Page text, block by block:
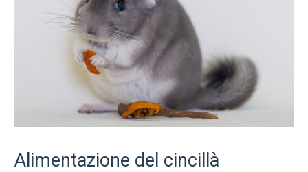
Alimentazione del cincillà